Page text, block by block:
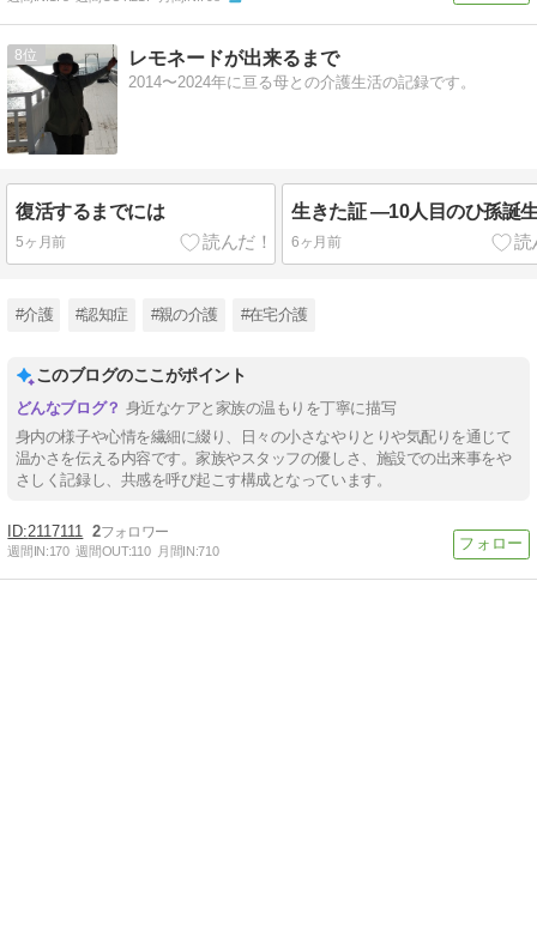
8 レモネードが出来るまで
2014〜2024年に亘る母との介護生活の記録です。
復活するまでには
5ヶ月前
生きた証 ―10人目のひ孫誕
6ヶ月前
#介護 #認知症 #親の介護 #在宅介護
このブログのここがポイント
身近なケアと家族の温もりを丁寧に描写
身内の様子や心情を繊細に綴り、日々の小さなやりとりや気配りを通じて
温かさを伝える内容です。家族やスタッフの優しさ、施設での出来事をや
さしく記録し、共感を呼び起こす構成となっています。
2117111 2
週間IN:170 週間OUT:110 月間IN:710